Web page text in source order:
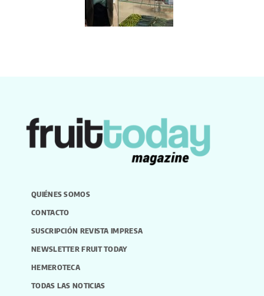
QUIÉNES SOMOS
CONTACTO
SUSCRIPCIÓN REVISTA IMPRESA
NEWSLETTER FRUIT TODAY
HEMEROTECA
TODAS LAS NOTICIAS